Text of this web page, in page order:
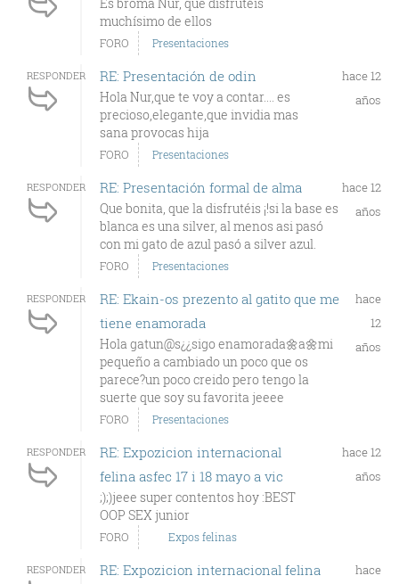
muchísimo de ellos
FORO Presentaciones
RESPONDER RE: Presentación de odin
Hola Nur,que te voy a contar.... es
precioso,elegante,que invidia mas
sana provocas hija
hace 12
años
FORO Presentaciones
RESPONDER RE: Presentación formal de alma
Que bonita, que la disfrutéis ¡!si la base es
blanca es una silver, al menos asi pasó
con mi gato de azul pasó a silver azul.
hace 12
años
FORO Presentaciones
RESPONDER
RE: Ekain-os prezento al gatito que me
tiene enamorada
Hola gatun@s¿¿sigo enamorada🌼a🌼mi
pequeño a cambiado un poco que os
parece?un poco creido pero tengo la
suerte que soy su favorita jeeee
hace
12
años
FORO Presentaciones
RESPONDER
RE: Expozicion internacional
felina asfec 17 i 18 mayo a vic
;);)jeee super contentos hoy :BEST
OOP SEX junior
hace 12
años
FORO Expos felinas
RESPONDER
RE: Expozicion internacional felina
hace